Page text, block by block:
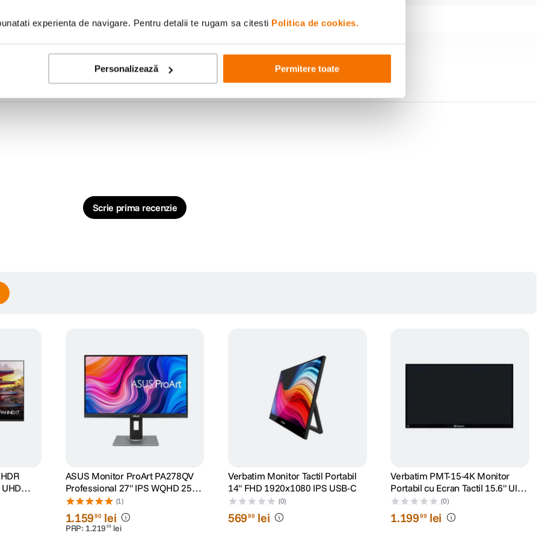
experienta de navigare. Pentru detalii te rugam sa citesti Politica de cookies.
Personalizează Permitere toate
gamei de luminozitate si a culorilor afisate. Zonele intunecate capata mai multa profunzime, luminile devin mai intense, iar culorile sunt redate
detalii clare atat in scenele luminoase, cat si in cele intunecate, ideala pentru filme, seriale, jocuri si continut multimedia de inalta calitate.
20 W / in standby: 1 W
Light AMD FreeSync HDCP 2.2
Scrie prima recenzie
ASUS Monitor ProArt PA278QV
Professional 27" IPS WQHD 2560
x 1440
(1)
1.15990 lei
PRP: 1.219 99 lei
Verbatim Monitor Tactil Portabil
14" FHD 1920x1080 IPS USB-C
(0)
56999 lei
Verbatim PMT-15-4K Monitor
Portabil cu Ecran Tactil 15.6" Ultra
HD 4K
(0)
1.19999 lei